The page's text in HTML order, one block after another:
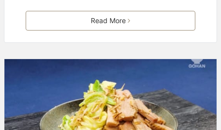
Read More